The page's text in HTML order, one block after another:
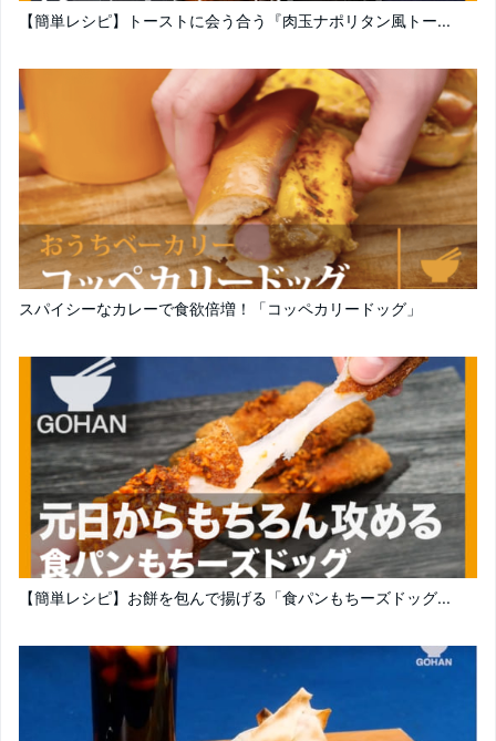
【簡単レシピ】トーストに会う合う『肉玉ナポリタン風トー...
スパイシーなカレーで食欲倍増！「コッペカリードッグ」
【簡単レシピ】お餅を包んで揚げる「食パンもちーズドッグ...